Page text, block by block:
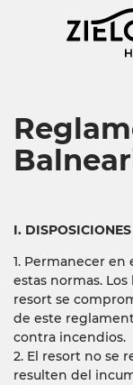
I.
1. Permanecer
estas normas.
resort se
de este
contra incendios.
2. El resort no se
resulten del